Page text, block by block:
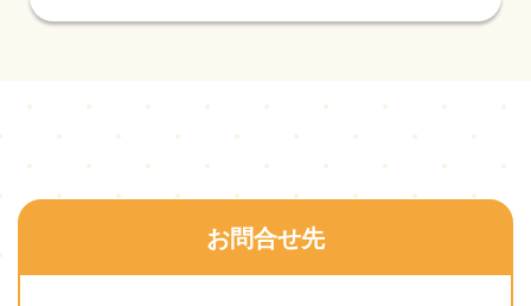
お問合せ先